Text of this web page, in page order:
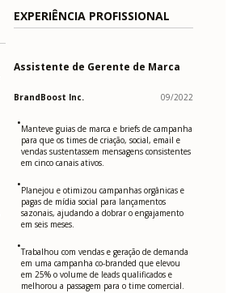
EXPERIÊNCIA PROFISSIONAL
Assistente de Gerente de Marca
BrandBoost Inc. 09/2022
•Manteve guias de marca e briefs de campanha
para que os times de criação, social, email e
vendas sustentassem mensagens consistentes
em cinco canais ativos.
•Planejou e otimizou campanhas orgânicas e
pagas de mídia social para lançamentos
sazonais, ajudando a dobrar o engajamento
em seis meses.
•Trabalhou com vendas e geração de demanda
em uma campanha co-branded que elevou
em 25% o volume de leads qualificados e
melhorou a passagem para o time comercial.